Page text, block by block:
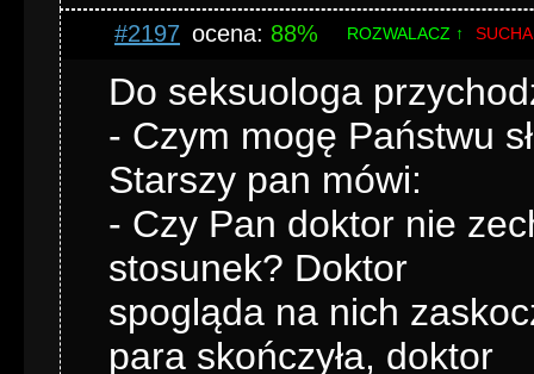
#2197 ocena: 88% ROZWALACZ ↑
Do seksuologa
- Czym mogę Państwu
Starszy pan mówi:
- Czy Pan doktor nie
stosunek? Doktor
spogląda na nich
para skończyła, doktor